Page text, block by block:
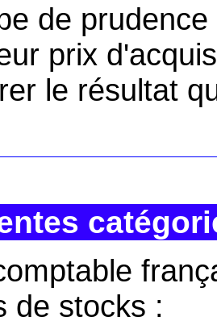
de
prix
le résultat
de stocks :